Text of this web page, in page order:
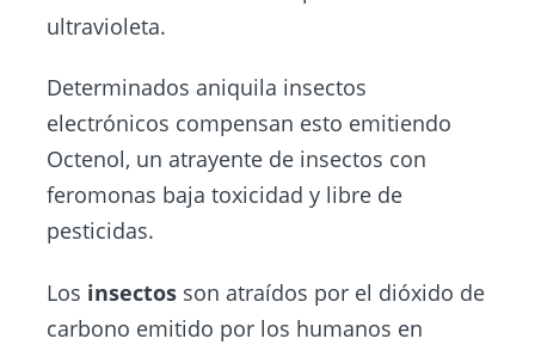
ultravioleta.
Determinados aniquila insectos
electrónicos compensan esto emitiendo
Octenol, un atrayente de insectos con
feromonas baja toxicidad y libre de
pesticidas.
Los insectosson atraídos por el dióxido de
carbono emitido por los humanos en